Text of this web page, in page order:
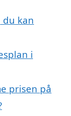
kan
i
prisen på